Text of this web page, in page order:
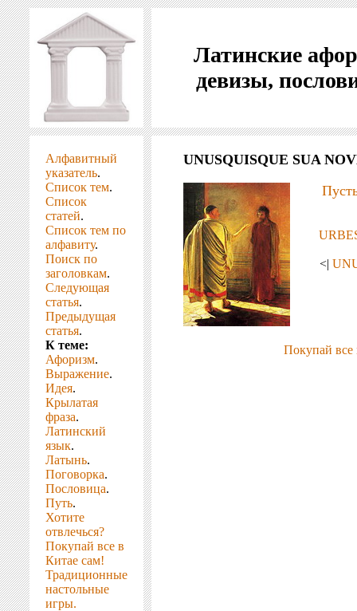
Латинские
девизы,
Алфавитный
указатель.
Список тем.
Список
статей.
Список тем по
алфавиту.
Поиск по
заголовкам.
Следующая
статья.
Предыдущая
статья.
К теме:
Афоризм.
Выражение.
Идея.
Крылатая
фраза.
Латинский
язык.
Латынь.
Поговорка.
Пословица.
Путь.
Хотите
отвлечься?
Покупай все в
Китае сам!
Традиционные
настольные
игры.
UNUSQUISQUE SUA
<|
Покупай все